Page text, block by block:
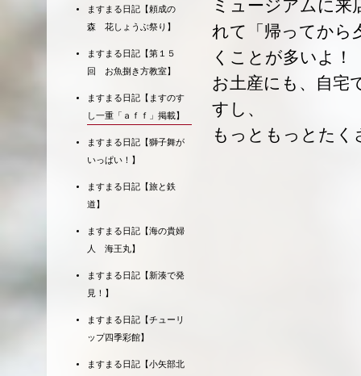
ミュージアムに来
れて「帰ってから
くことが多いよ！
お土産にも、自宅
すし、
もっともっとたく
ますまる日記【頼成の
森 花しょうぶ祭り】
ますまる日記【第１５
回 お魚捌き方教室】
ますまる日記【ますのす
し一重「ａｆｆ」掲載】
ますまる日記【獅子舞が
いっぱい！】
ますまる日記【旅と鉄
道】
ますまる日記【海の貴婦
人 海王丸】
ますまる日記【新湊で発
見！】
ますまる日記【チューリ
ップ四季彩館】
ますまる日記【小矢部北